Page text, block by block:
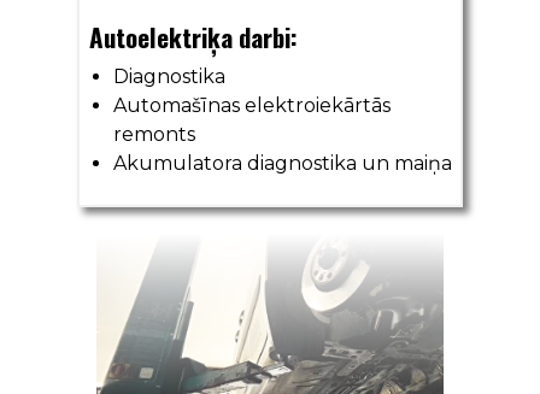
Diagnostika
Automašīnas elektroiekārtās
remonts
Akumulatora diagnostika un maiņa
Autoelektriķa darbi: